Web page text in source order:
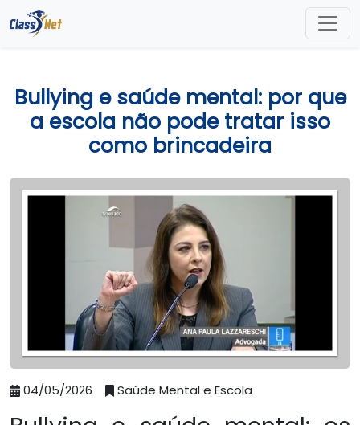
Bullying e saúde mental: por que
a escola não pode tratar isso
como brincadeira
04/05/2026 Saúde Mental e Escola